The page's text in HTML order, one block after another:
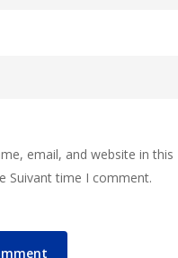
email, and website in this
Suivant time I comment.